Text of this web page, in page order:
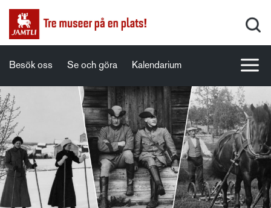
Besök oss Se och göra Kalendarium